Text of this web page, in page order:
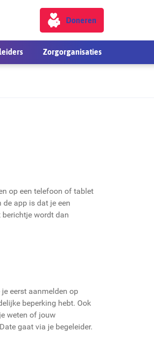
Doneren
Zorgorganisaties
op een telefoon of tablet
app is dat je een
wordt dan
eerst aanmelden op
beperking hebt. Ook
weten of jouw
gaat via je begeleider.